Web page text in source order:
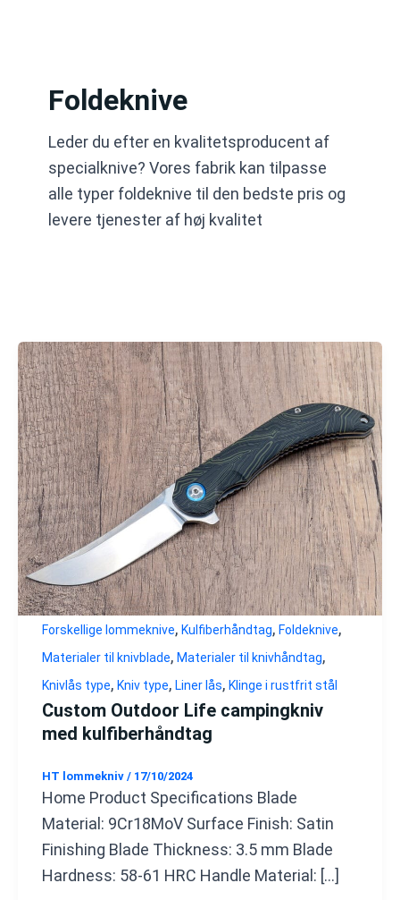
Foldeknive
Leder du efter en kvalitetsproducent af
specialknive? Vores fabrik kan tilpasse
alle typer foldeknive til den bedste pris og
levere tjenester af høj kvalitet
Forskellige lommeknive, Kulfiberhåndtag, Foldeknive,
Materialer til knivblade, Materialer til knivhåndtag,
Knivlås type, Kniv type, Liner lås, Klinge i rustfrit stål
Custom Outdoor Life campingkniv
med kulfiberhåndtag
HT lommekniv / 17/10/2024
Home Product Specifications Blade
Material: 9Cr18MoV Surface Finish: Satin
Finishing Blade Thickness: 3.5 mm Blade
Hardness: 58-61 HRC Handle Material: […]